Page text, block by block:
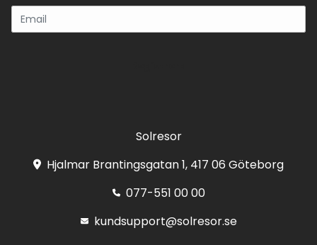
Solresor
Hjalmar Brantingsgatan 1, 417 06 Göteborg
077-551 00 00
kundsupport@solresor.se